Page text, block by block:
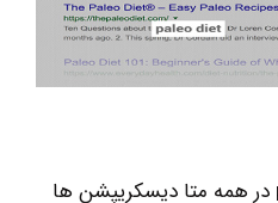
مثلا کلمه کلیدی paleo diet در همه متا دیسکریپشن ها